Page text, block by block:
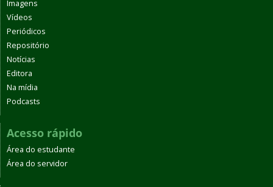
Imagens
Vídeos
Periódicos
Repositório
Notícias
Editora
Na mídia
Podcasts
Acesso rápido
Área do estudante
Área do servidor